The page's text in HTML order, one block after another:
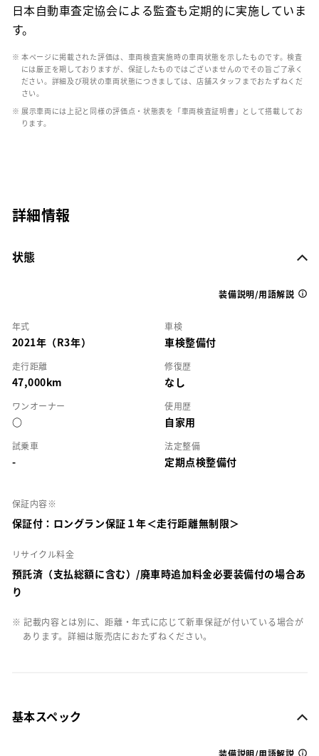
日本自動車査定協会による監査も定期的に実施していま
す。
※ 本ページに掲載された評価は、車両検査実施時の車両状態を示したものです。検査
には厳正を期しておりますが、保証したものではございませんのでその旨ご了承く
ださい。詳細及び現状の車両状態につきましては、店舗スタッフまでおたずねくだ
さい。
※ 展示車両には上記と同様の評価点・状態表を「車両検査証明書」として搭載してお
ります。
詳細情報
状態
装備説明/用語解説
年式
2021年（R3年）
車検
車検整備付
走行距離
47,000km
修復歴
なし
ワンオーナー
○
使用歴
自家用
試乗車
-
法定整備
定期点検整備付
保証内容※
保証付：ロングラン保証１年＜走行距離無制限＞
リサイクル料金
預託済（支払総額に含む）/廃車時追加料金必要装備付の場合あ
り
※ 記載内容とは別に、距離・年式に応じて新車保証が付いている場合が
あります。詳細は販売店におたずねください。
基本スペック
装備説明/用語解説